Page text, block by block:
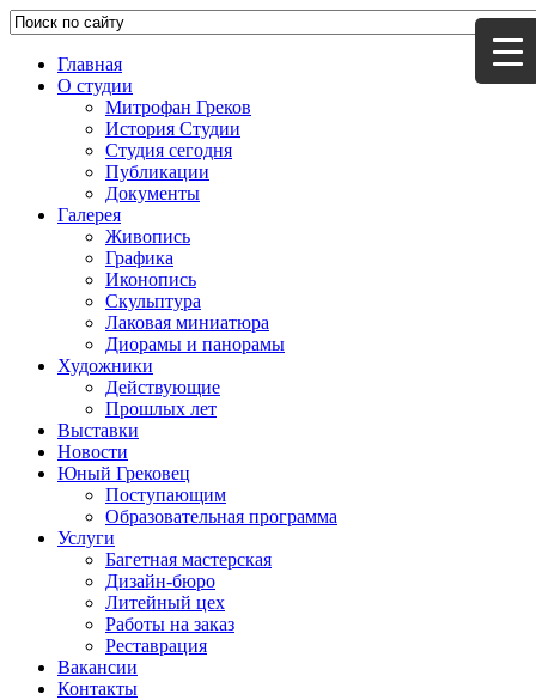
Главная
О студии
Митрофан Греков
История Студии
Студия сегодня
Публикации
Документы
Галерея
Живопись
Графика
Иконопись
Скульптура
Лаковая миниатюра
Диорамы и панорамы
Художники
Действующие
Прошлых лет
Выставки
Новости
Юный Грековец
Поступающим
Образовательная программа
Услуги
Багетная мастерская
Дизайн-бюро
Литейный цех
Работы на заказ
Реставрация
Вакансии
Контакты